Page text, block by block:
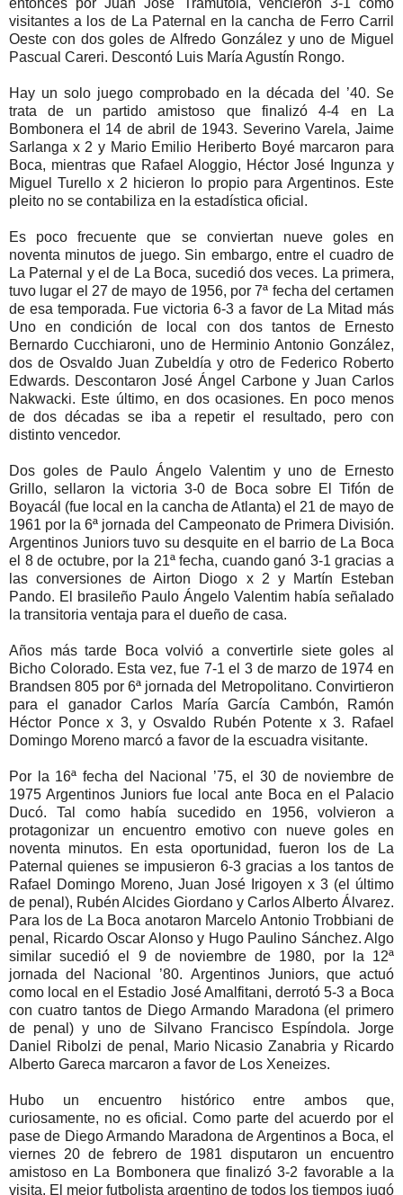
entonces por Juan José Tramutola, vencieron 3-1 como
visitantes a los de La Paternal en la cancha de Ferro Carril
Oeste con dos goles de Alfredo González y uno de Miguel
Pascual Careri. Descontó Luis María Agustín Rongo.
Hay un solo juego comprobado en la década del ’40. Se
trata de un partido amistoso que finalizó 4-4 en La
Bombonera el 14 de abril de 1943. Severino Varela, Jaime
Sarlanga x 2 y Mario Emilio Heriberto Boyé marcaron para
Boca, mientras que Rafael Aloggio, Héctor José Ingunza y
Miguel Turello x 2 hicieron lo propio para Argentinos. Este
pleito no se contabiliza en la estadística oficial.
Es poco frecuente que se conviertan nueve goles en
noventa minutos de juego. Sin embargo, entre el cuadro de
La Paternal y el de La Boca, sucedió dos veces. La primera,
tuvo lugar el 27 de mayo de 1956, por 7ª fecha del certamen
de esa temporada. Fue victoria 6-3 a favor de La Mitad más
Uno en condición de local con dos tantos de Ernesto
Bernardo Cucchiaroni, uno de Herminio Antonio González,
dos de Osvaldo Juan Zubeldía y otro de Federico Roberto
Edwards. Descontaron José Ángel Carbone y Juan Carlos
Nakwacki. Este último, en dos ocasiones. En poco menos
de dos décadas se iba a repetir el resultado, pero con
distinto vencedor.
Dos goles de Paulo Ángelo Valentim y uno de Ernesto
Grillo, sellaron la victoria 3-0 de Boca sobre El Tifón de
Boyacál (fue local en la cancha de Atlanta) el 21 de mayo de
1961 por la 6ª jornada del Campeonato de Primera División.
Argentinos Juniors tuvo su desquite en el barrio de La Boca
el 8 de octubre, por la 21ª fecha, cuando ganó 3-1 gracias a
las conversiones de Airton Diogo x 2 y Martín Esteban
Pando. El brasileño Paulo Ángelo Valentim había señalado
la transitoria ventaja para el dueño de casa.
Años más tarde Boca volvió a convertirle siete goles al
Bicho Colorado. Esta vez, fue 7-1 el 3 de marzo de 1974 en
Brandsen 805 por 6ª jornada del Metropolitano. Convirtieron
para el ganador Carlos María García Cambón, Ramón
Héctor Ponce x 3, y Osvaldo Rubén Potente x 3. Rafael
Domingo Moreno marcó a favor de la escuadra visitante.
Por la 16ª fecha del Nacional ’75, el 30 de noviembre de
1975 Argentinos Juniors fue local ante Boca en el Palacio
Ducó. Tal como había sucedido en 1956, volvieron a
protagonizar un encuentro emotivo con nueve goles en
noventa minutos. En esta oportunidad, fueron los de La
Paternal quienes se impusieron 6-3 gracias a los tantos de
Rafael Domingo Moreno, Juan José Irigoyen x 3 (el último
de penal), Rubén Alcides Giordano y Carlos Alberto Álvarez.
Para los de La Boca anotaron Marcelo Antonio Trobbiani de
penal, Ricardo Oscar Alonso y Hugo Paulino Sánchez. Algo
similar sucedió el 9 de noviembre de 1980, por la 12ª
jornada del Nacional ’80. Argentinos Juniors, que actuó
como local en el Estadio José Amalfitani, derrotó 5-3 a Boca
con cuatro tantos de Diego Armando Maradona (el primero
de penal) y uno de Silvano Francisco Espíndola. Jorge
Daniel Ribolzi de penal, Mario Nicasio Zanabria y Ricardo
Alberto Gareca marcaron a favor de Los Xeneizes.
Hubo un encuentro histórico entre ambos que,
curiosamente, no es oficial. Como parte del acuerdo por el
pase de Diego Armando Maradona de Argentinos a Boca, el
viernes 20 de febrero de 1981 disputaron un encuentro
amistoso en La Bombonera que finalizó 3-2 favorable a la
visita. El mejor futbolista argentino de todos los tiempos jugó